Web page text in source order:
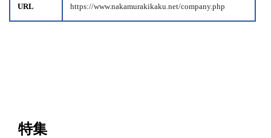
URL https://www.nakamurakikaku.net/company.php
特集